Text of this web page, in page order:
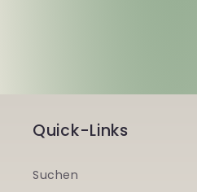
Quick-Links
Suchen